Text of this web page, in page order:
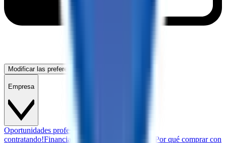
Modificar las preferencias de cookies
Empresa
Oportunidades profesionales
contratando!Financiación
¿Por qué comprar con